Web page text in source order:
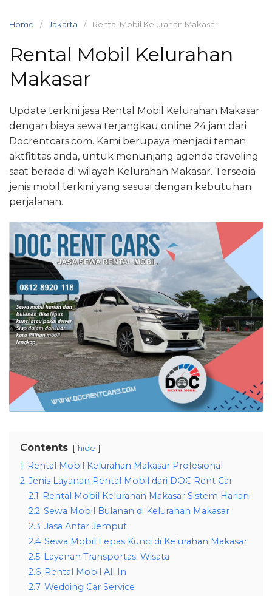
Home Jakarta Rental Mobil Kelurahan Makasar
Rental Mobil Kelurahan
Makasar
Update terkini jasa Rental Mobil Kelurahan Makasar
dengan biaya sewa terjangkau online 24 jam dari
Docrentcars.com. Kami berupaya menjadi teman
aktfititas anda, untuk menunjang agenda traveling
saat berada di wilayah Kelurahan Makasar. Tersedia
jenis mobil terkini yang sesuai dengan kebutuhan
perjalanan.
Contents hide
1 Rental Mobil Kelurahan Makasar Profesional
2 Jenis Layanan Rental Mobil dari DOC Rent Car
2.1 Rental Mobil Kelurahan Makasar Sistem Harian
2.2 Sewa Mobil Bulanan di Kelurahan Makasar
2.3 Jasa Antar Jemput
2.4 Sewa Mobil Lepas Kunci di Kelurahan Makasar
2.5 Layanan Transportasi Wisata
2.6 Rental Mobil All In
2.7 Wedding Car Service